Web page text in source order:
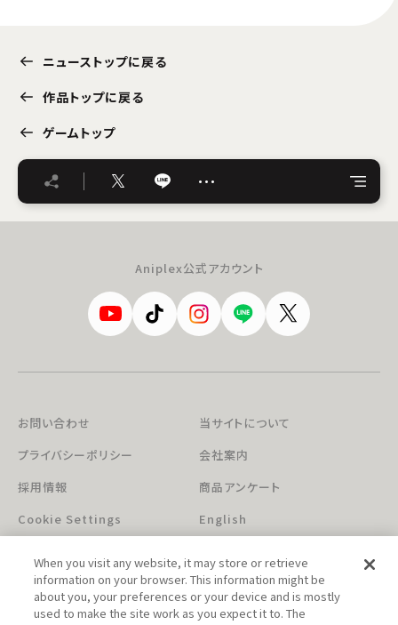
ニューストップに戻る
作品トップに戻る
ゲームトップ
…
Aniplex公式アカウント
お問い合わせ
当サイトについて
プライバシーポリシー
会社案内
採用情報
商品アンケート
Cookie Settings
English
When you visit any website, it may store or retrieve
information on your browser. This information might be
about you, your preferences or your device and is mostly
used to make the site work as you expect it to. The